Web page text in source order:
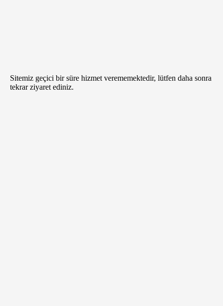
Sitemiz geçici bir süre hizmet verememektedir, lütfen daha sonra
tekrar ziyaret ediniz.